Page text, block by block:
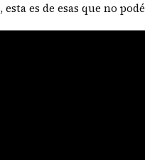
es de esas que no